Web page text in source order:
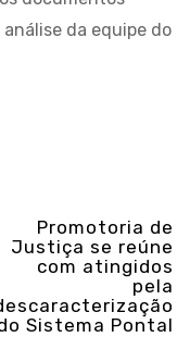
da equipe do
Promotoria de
Justiça se reúne
com atingidos
pela
Sistema Pontal